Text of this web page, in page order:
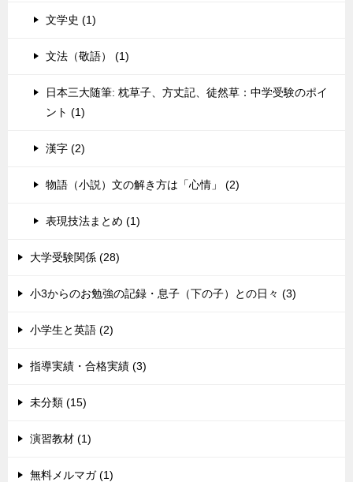
文学史 (1)
文法（敬語） (1)
日本三大随筆: 枕草子、方丈記、徒然草：中学受験のポイ
ント (1)
漢字 (2)
物語（小説）文の解き方は「心情」 (2)
表現技法まとめ (1)
大学受験関係 (28)
小3からのお勉強の記録・息子（下の子）との日々 (3)
小学生と英語 (2)
指導実績・合格実績 (3)
未分類 (15)
演習教材 (1)
無料メルマガ (1)